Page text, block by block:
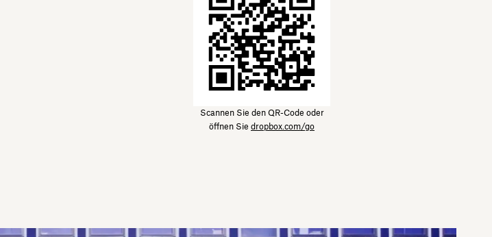
Scannen Sie den QR-Code oder
öffnen Sie dropbox.com/go